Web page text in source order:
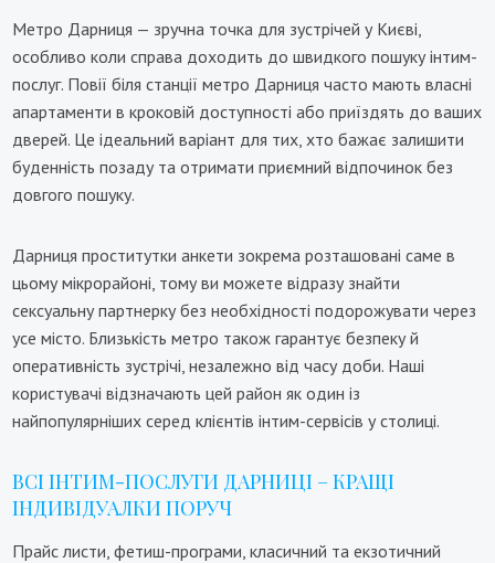
Метро Дарниця — зручна точка для зустрічей у Києві,
особливо коли справа доходить до швидкого пошуку інтим-
послуг. Повії біля станції метро Дарниця часто мають власні
апартаменти в кроковій доступності або приїздять до ваших
дверей. Це ідеальний варіант для тих, хто бажає залишити
буденність позаду та отримати приємний відпочинок без
довгого пошуку.
Дарниця проститутки анкети зокрема розташовані саме в
цьому мікрорайоні, тому ви можете відразу знайти
сексуальну партнерку без необхідності подорожувати через
усе місто. Близькість метро також гарантує безпеку й
оперативність зустрічі, незалежно від часу доби. Наші
користувачі відзначають цей район як один із
найпопулярніших серед клієнтів інтим-сервісів у столиці.
ВСІ ІНТИМ-ПОСЛУГИ ДАРНИЦІ – КРАЩІ
ІНДИВІДУАЛКИ ПОРУЧ
Прайс листи, фетиш-програми, класичний та екзотичний